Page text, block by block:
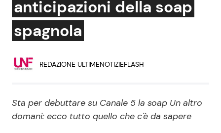
Politica Reality e Talent
anticipazioni della soap
spagnola
REDAZIONE ULTIMENOTIZIEFLASH
Sta per debuttare su Canale 5 la soap Un altro
domani: ecco tutto quello che c'è da sapere